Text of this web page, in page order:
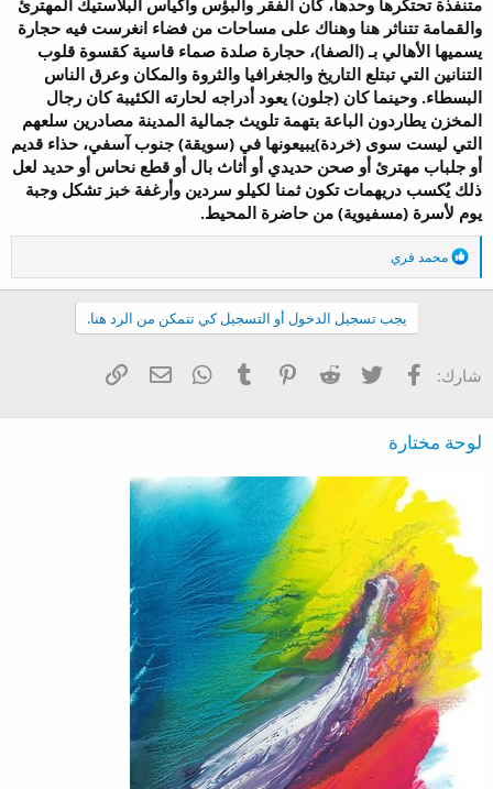
والقمامة تتناثر هنا وهناك على مساحات من فضاء انغرست فيه حجارة
يسميها الأهالي بـ (الصفا)، حجارة صلدة صماء قاسية كقسوة قلوب
التنانين التي تبتلع التاريخ والجغرافيا والثروة والمكان وعرق الناس
البسطاء. وحينما كان (جلون) يعود أدراجه لحارته الكئيبة كان رجال
المخزن يطاردون الباعة بتهمة تلويث جمالية المدينة مصادرين سلعهم
التي ليست سوى (خردة)يبيعونها في (سويقة) جنوب آسفي، حذاء قديم
أو جلباب مهترئ أو صحن حديدي أو أثاث بال أو قطع نحاس أو حديد لعل
ذلك يُكسب دريهمات تكون ثمنا لكيلو سردين وأرغفة خبز تشكل وجبة
يوم لأسرة (مسفيوية) من حاضرة المحيط.
ا
ت
ا
محمد فري
يجب تسجيل الدخول أو التسجيل كي تتمكن من الرد هنا.
شارك: فيسبوك تويتر Reddit
Pinterest
Tumblr
WhatsAppالبريد الإلكتروني
الرابط
لوحة مختارة